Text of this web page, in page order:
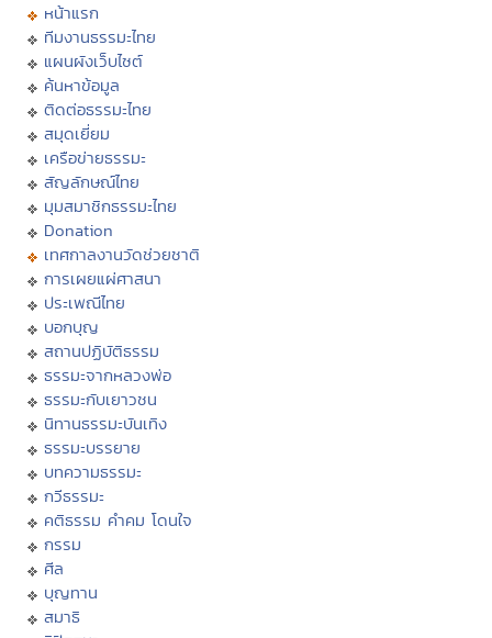
หน้าแรก
ทีมงานธรรมะไทย
แผนผังเว็บไซต์
ค้นหาข้อมูล
ติดต่อธรรมะไทย
สมุดเยี่ยม
เครือข่ายธรรมะ
สัญลักษณ์ไทย
มุมสมาชิกธรรมะไทย
Donation
เทศกาลงานวัดช่วยชาติ
การเผยแผ่ศาสนา
ประเพณีไทย
บอกบุญ
สถานปฏิบัติธรรม
ธรรมะจากหลวงพ่อ
ธรรมะกับเยาวชน
นิทานธรรมะบันเทิง
ธรรมะบรรยาย
บทความธรรมะ
กวีธรรมะ
คติธรรม คำคม โดนใจ
กรรม
ศีล
บุญทาน
สมาธิ